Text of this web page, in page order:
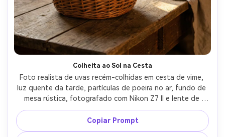
Colheita ao Sol na Cesta
Foto realista de uvas recém-colhidas em cesta de vime,
luz quente da tarde, partículas de poeira no ar, fundo de
mesa rústica, fotografado com Nikon Z7 II e lente de
50mm f/1.8, clima aconchegante de colheita, cores
naturais e textura nítida --ar 4:5
Copiar Prompt